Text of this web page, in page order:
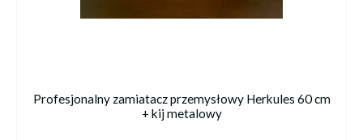
Profesjonalny zamiatacz przemysłowy Herkules 60 cm
+ kij metalowy